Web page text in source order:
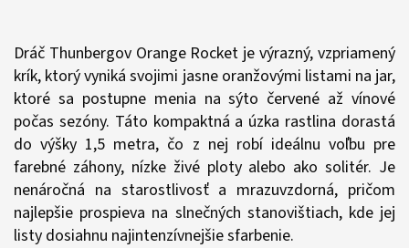
Dráč Thunbergov Orange Rocket je výrazný, vzpriamený
krík, ktorý vyniká svojimi jasne oranžovými listami na jar,
ktoré sa postupne menia na sýto červené až vínové
počas sezóny. Táto kompaktná a úzka rastlina dorastá
do výšky 1,5 metra, čo z nej robí ideálnu voľbu pre
farebné záhony, nízke živé ploty alebo ako solitér. Je
nenáročná na starostlivosť a mrazuvzdorná, pričom
najlepšie prospieva na slnečných stanovištiach, kde jej
listy dosiahnu najintenzívnejšie sfarbenie.